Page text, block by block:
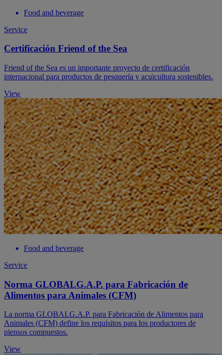
Food and beverage
Service
Certificación Friend of the Sea
Friend of the Sea es un importante proyecto de certificación
internacional para productos de pesquería y acuicultura sostenibles.
View
Food and beverage
Service
Norma GLOBALG.A.P. para Fabricación de
Alimentos para Animales (CFM)
La norma GLOBALG.A.P. para Fabricación de Alimentos para
Animales (CFM) define los requisitos para los productores de
piensos compuestos.
View